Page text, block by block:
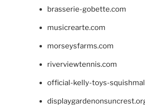
brasserie-gobette.com
musicrearte.com
morseysfarms.com
riverviewtennis.com
official-kelly-toys-